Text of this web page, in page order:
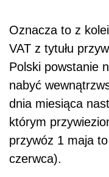
Oznacza to z
VAT z tytułu
Polski powstanie
nabyć
dnia miesiąca
którym
przywóz 1 maja
czerwca).